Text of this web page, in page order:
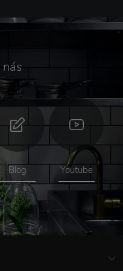
nás
Blog Youtube